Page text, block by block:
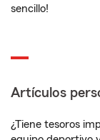
sencillo!
Artículos
¿Tiene tesoros